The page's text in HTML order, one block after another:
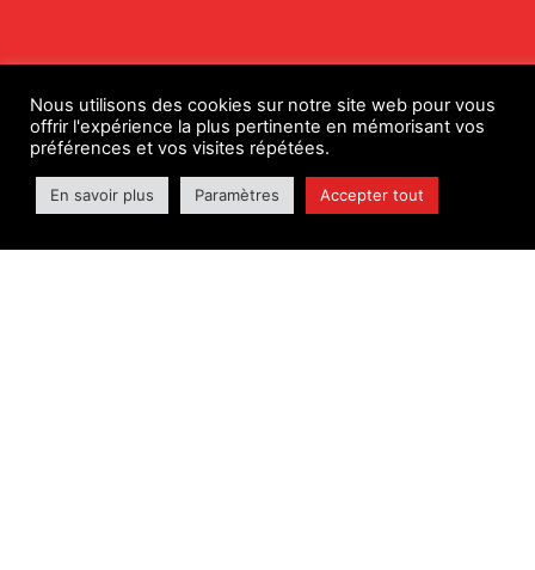
Nous utilisons des cookies sur notre site web pour vous
offrir l'expérience la plus pertinente en mémorisant vos
préférences et vos visites répétées.
En savoir plus Paramètres Accepter tout